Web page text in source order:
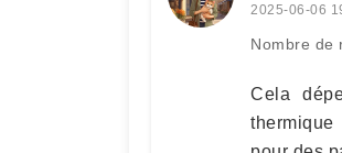
2025-06-06
Nombre de
Cela